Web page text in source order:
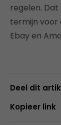
regelen.
termijn voor
Ebay en
Deel dit
Kopieer link